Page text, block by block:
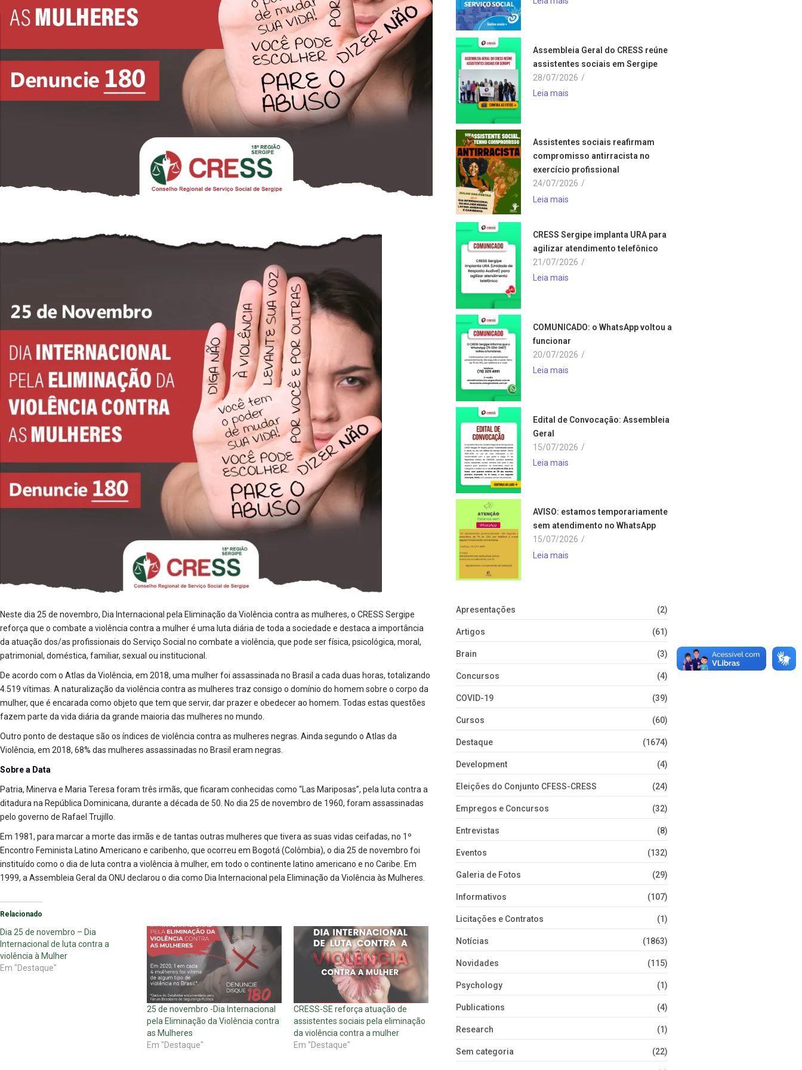
Neste dia 25 de novembro, Dia Internacional pela Eliminação da Violência contra as mulheres, o CRESS Sergipe
reforça que o combate a violência contra a mulher é uma luta diária de toda a sociedade e destaca a importância
da atuação dos/as profissionais do Serviço Social no combate a violência, que pode ser física, psicológica, moral,
patrimonial, doméstica, familiar, sexual ou institucional.
De acordo com o Atlas da Violência, em 2018, uma mulher foi assassinada no Brasil a cada duas horas, totalizando
4.519 vítimas. A naturalização da violência contra as mulheres traz consigo o domínio do homem sobre o corpo da
mulher, que é encarada como objeto que tem que servir, dar prazer e obedecer ao homem. Todas estas questões
fazem parte da vida diária da grande maioria das mulheres no mundo.
Outro ponto de destaque são os índices de violência contra as mulheres negras. Ainda segundo o Atlas da
Violência, em 2018, 68% das mulheres assassinadas no Brasil eram negras.
Sobre a Data
Patria, Minerva e Maria Teresa foram três irmãs, que ficaram conhecidas como “Las Mariposas”, pela luta contra a
ditadura na República Dominicana, durante a década de 50. No dia 25 de novembro de 1960, foram assassinadas
pelo governo de Rafael Trujillo.
Em 1981, para marcar a morte das irmãs e de tantas outras mulheres que tivera as suas vidas ceifadas, no 1º
Encontro Feminista Latino Americano e caribenho, que ocorreu em Bogotá (Colômbia), o dia 25 de novembro foi
instituído como o dia de luta contra a violência à mulher, em todo o continente latino americano e no Caribe. Em
1999, a Assembleia Geral da ONU declarou o dia como Dia Internacional pela Eliminação da Violência às Mulheres.
Relacionado
Dia 25 de novembro – Dia
Internacional de luta contra a
violência à Mulher
Em "Destaque"
25 de novembro -Dia Internacional
pela Eliminação da Violência contra
as Mulheres
Em "Destaque"
CRESS-SE reforça atuação de
assistentes sociais pela eliminação
da violência contra a mulher
Em "Destaque"
Assembleia Geral do CRESS reúne
assistentes sociais em Sergipe
28/07/2026 /
Leia mais
Assistentes sociais reafirmam
compromisso antirracista no
exercício profissional
24/07/2026 /
Leia mais
CRESS Sergipe implanta URA para
agilizar atendimento telefônico
21/07/2026 /
Leia mais
COMUNICADO: o WhatsApp voltou a
funcionar
20/07/2026 /
Leia mais
Edital de Convocação: Assembleia
Geral
15/07/2026 /
Leia mais
AVISO: estamos temporariamente
sem atendimento no WhatsApp
15/07/2026 /
Leia mais
Apresentações (2)
Artigos (61)
Brain (3)
Concursos (4)
COVID-19 (39)
Cursos (60)
Destaque (1674)
Development (4)
Eleições do Conjunto CFESS-CRESS (24)
Empregos e Concursos (32)
Entrevistas (8)
Eventos (132)
Galeria de Fotos (29)
Informativos (107)
Licitações e Contratos (1)
Notícias (1863)
Novidades (115)
Psychology (1)
Publications (4)
Research (1)
Sem categoria (22)